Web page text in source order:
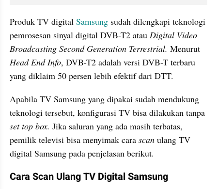
Produk TV digital Samsung sudah dilengkapi teknologi
pemrosesan sinyal digital DVB-T2 atau Digital Video
Broadcasting Second Generation Terrestrial.
Head End Info, DVB-T2 adalah versi DVB-T terbaru
yang diklaim 50 persen lebih efektif dari DTT.
Apabila TV Samsung yang dipakai sudah mendukung
teknologi tersebut, konfigurasi TV bisa dilakukan tanpa
set top box. Jika saluran yang ada masih terbatas,
pemilik televisi bisa menyimak cara scan ulang TV
digital Samsung pada penjelasan berikut.
Cara Scan Ulang TV Digital Samsung